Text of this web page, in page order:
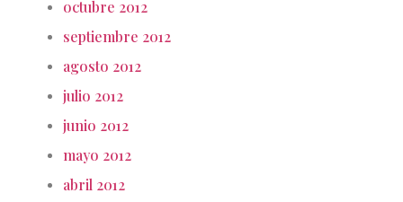
octubre 2012
septiembre 2012
agosto 2012
julio 2012
junio 2012
mayo 2012
abril 2012